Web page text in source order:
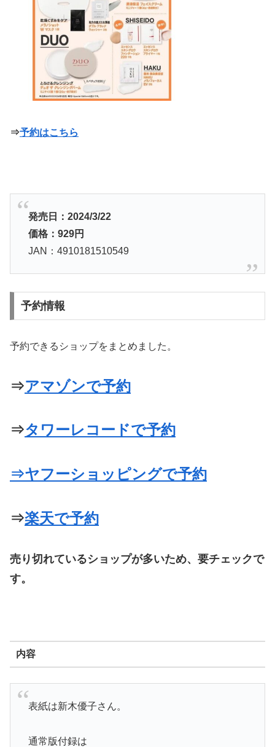
⇒予約はこちら
発売日：2024/3/22
価格：929円
JAN：4910181510549
予約情報
予約できるショップをまとめました。
⇒アマゾンで予約
⇒タワーレコードで予約
⇒ヤフーショッピングで予約
⇒楽天で予約
売り切れているショップが多いため、要チェックで
す。
内容
表紙は新木優子さん。
通常版付録は